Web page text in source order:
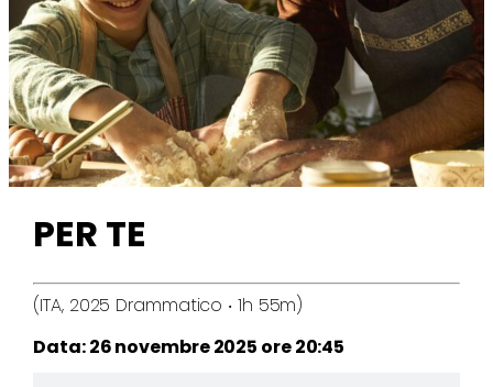
PER TE
(ITA, 2025 Drammatico ‧ 1h 55m)
Data: 26 novembre 2025 ore 20:45